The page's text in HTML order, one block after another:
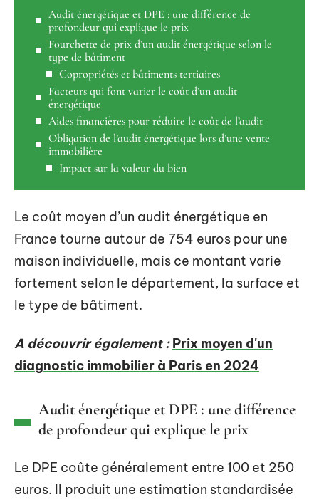
Audit énergétique et DPE : une différence de
profondeur qui explique le prix
Fourchette de prix d’un audit énergétique selon le
type de bâtiment
Copropriétés et bâtiments tertiaires
Facteurs qui font varier le coût d’un audit
énergétique
Aides financières pour réduire le coût de l’audit
Obligation de l’audit énergétique lors d’une vente
immobilière
Impact sur la valeur du bien
Le coût moyen d’un audit énergétique en
France tourne autour de 754 euros pour une
maison individuelle, mais ce montant varie
fortement selon le département, la surface et
le type de bâtiment.
A découvrir également : Prix moyen d'un
diagnostic immobilier à Paris en 2024
Audit énergétique et DPE : une différence
de profondeur qui explique le prix
Le DPE coûte généralement entre 100 et 250
euros. Il produit une estimation standardisée